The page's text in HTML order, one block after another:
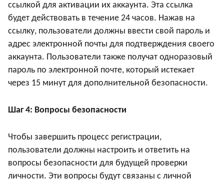
ссылкой для активации их аккаунта. Эта ссылка
будет действовать в течение 24 часов. Нажав на
ссылку, пользователи должны ввести свой пароль и
адрес электронной почты для подтверждения своего
аккаунта. Пользователи также получат одноразовый
пароль по электронной почте, который истекает
через 15 минут для дополнительной безопасности.
Шаг 4: Вопросы безопасности
Чтобы завершить процесс регистрации,
пользователи должны настроить и ответить на
вопросы безопасности для будущей проверки
личности. Эти вопросы будут связаны с личной